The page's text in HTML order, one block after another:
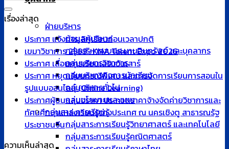
ฝ่ายบริหาร
ข้อมูลผู้บริหาร
กลุ่มบริหารงบประมานสินทรัพย์ และบุคลากร
กลุ่มบริหารวิชาการ
กลุ่มบริหารกิจการนักเรียน
กลุ่มบริหารทั่วไป
กลุ่มนโยบายและแผน
กลุ่มสาระการเรียนรู้
กลุ่มสาระการเรียนรู้วิทยาศาสตร์ และเทคโนโลยี
กลุ่มสาระการเรียนรู้คณิตศาสตร์
เรื่องล่าสุด
ประกาศ แจ้งการเลิกเรียนก่อนเวลาปกติ
เขมาวิชาการ 2569 : KMA Talent Expo 2026
ประกาศ เลื่อนการเรียนเสริมวันเสาร์
ประกาศ หยุดเรียนกรณีพิเศษ และการจัดการเรียนการสอนใน
รูปแบบออนไลน์ (Online Learning)
ประกาศผู้ชนะเสนอราคา ประกวดราคาจ้างจัดค่ายวิชาการและ
ทัศนศึกษาแหล่งเรียนรู้ต่างประเทศ ณ นครเชิงตู สาธารณรัฐ
ประชาชนจีน
ความเห็นล่าสุด